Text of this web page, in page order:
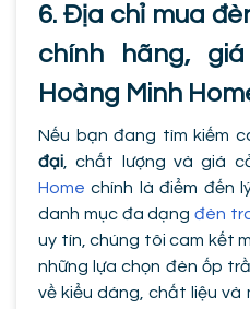
6. Địa chỉ mua
chính hãng,
Hoàng Minh
Nếu bạn đang tìm kiếm
đại , chất lượng và giá
Home chính là điểm đến
danh mục đa dạngđèn
uy tín, chúng tôi cam kết
những lựa chọn đèn ốp
về kiểu dáng, chất liệu và